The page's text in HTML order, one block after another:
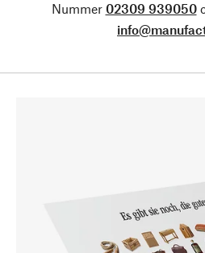
Nummer 02309 939050